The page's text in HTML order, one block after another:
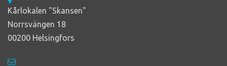
Kårlokalen "Skansen"
Norrsvängen 18
00200 Helsingfors